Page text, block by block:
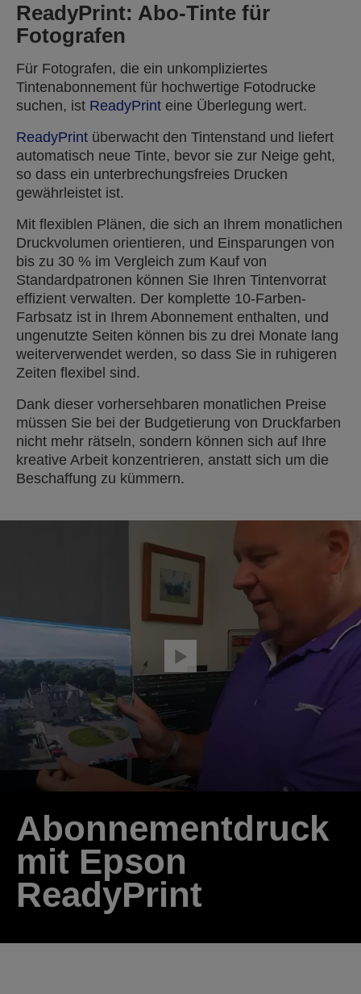
ReadyPrint: Abo-Tinte für
Fotografen
Für Fotografen, die ein unkompliziertes
Tintenabonnement für hochwertige Fotodrucke
suchen, ist ReadyPrint eine Überlegung wert.
ReadyPrint überwacht den Tintenstand und liefert
automatisch neue Tinte, bevor sie zur Neige geht,
so dass ein unterbrechungsfreies Drucken
gewährleistet ist.
Mit flexiblen Plänen, die sich an Ihrem monatlichen
Druckvolumen orientieren, und Einsparungen von
bis zu 30 % im Vergleich zum Kauf von
Standardpatronen können Sie Ihren Tintenvorrat
effizient verwalten. Der komplette 10-Farben-
Farbsatz ist in Ihrem Abonnement enthalten, und
ungenutzte Seiten können bis zu drei Monate lang
weiterverwendet werden, so dass Sie in ruhigeren
Zeiten flexibel sind.
Dank dieser vorhersehbaren monatlichen Preise
müssen Sie bei der Budgetierung von Druckfarben
nicht mehr rätseln, sondern können sich auf Ihre
kreative Arbeit konzentrieren, anstatt sich um die
Beschaffung zu kümmern.
Abonnementdruck
mit Epson
ReadyPrint